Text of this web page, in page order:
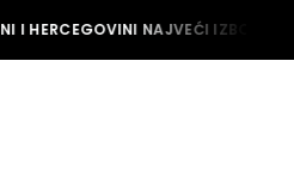
NAJVEĆI IZBOR